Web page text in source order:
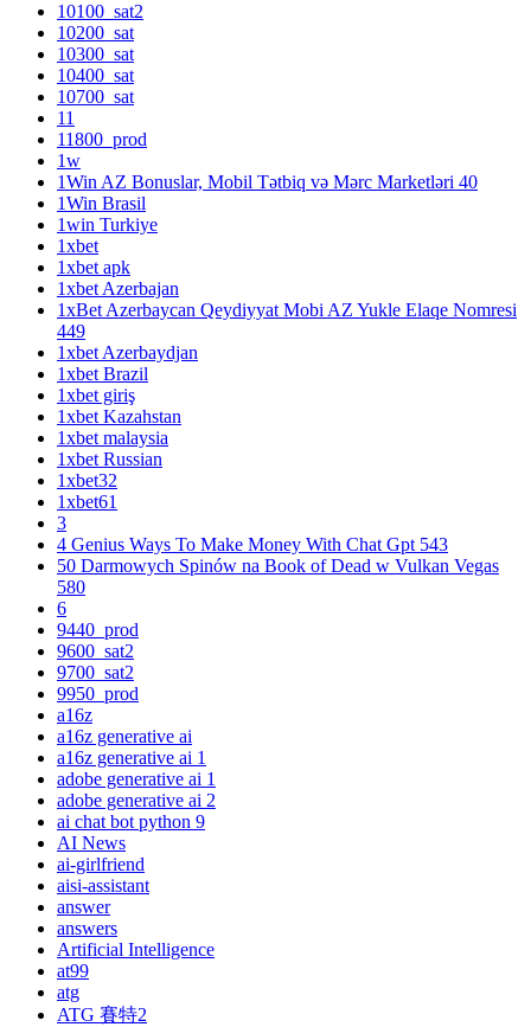
10100_sat2
10200_sat
10300_sat
10400_sat
10700_sat
11
11800_prod
1w
1Win AZ Bonuslar, Mobil Tətbiq və Mərc Marketləri 40
1Win Brasil
1win Turkiye
1xbet
1xbet apk
1xbet Azerbajan
1xBet Azerbaycan Qeydiyyat Mobi AZ Yukle Elaqe Nomresi
449
1xbet Azerbaydjan
1xbet Brazil
1xbet giriş
1xbet Kazahstan
1xbet malaysia
1xbet Russian
1xbet32
1xbet61
3
4 Genius Ways To Make Money With Chat Gpt 543
50 Darmowych Spinów na Book of Dead w Vulkan Vegas
580
6
9440_prod
9600_sat2
9700_sat2
9950_prod
a16z
a16z generative ai
a16z generative ai 1
adobe generative ai 1
adobe generative ai 2
ai chat bot python 9
AI News
ai-girlfriend
aisi-assistant
answer
answers
Artificial Intelligence
at99
atg
ATG 賽特2